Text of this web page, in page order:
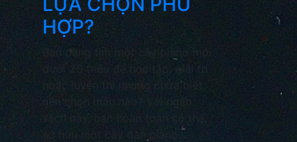
HỢP?
Bạn đang tìm một cây piano mới
dưới 20 triệu để học tập, giải trí
hoặc luyện thi nhưng chưa biết
nên chọn mẫu nào? Với ngân
sách này, bạn hoàn toàn có thể
sở hữu một cây đàn piano...